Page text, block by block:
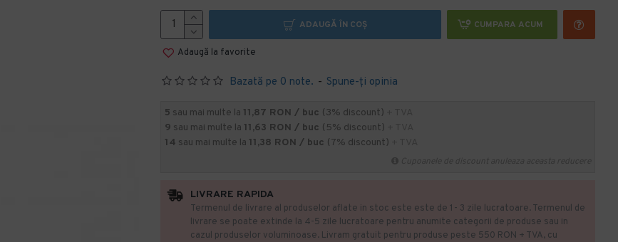
Bazată pe 0 note. - Spune-ţi opinia
ADAUGĂ ÎN COŞ CUMPARA ACUM
Adaugă la favorite
5 sau mai multe la 11,87 RON / buc (3% discount)
9 sau mai multe la 11,63 RON / buc (5% discount)
14 sau mai multe la 11,38 RON / buc (7% discount)
LIVRARE RAPIDA
Termenul de livrare al produselor aflate in stoc este este de 1- 3 zile lucratoare. Termenul de
livrare se poate extinde la 4-5 zile lucratoare pentru anumite categorii de produse sau in
cazul produselor voluminoase. Livram gratuit pentru produse peste 550 RON + TVA, cu